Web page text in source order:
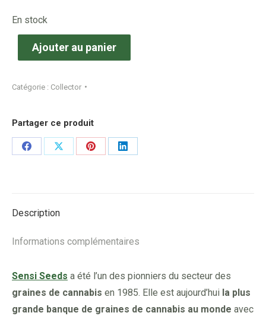
En stock
Ajouter au panier
Catégorie : Collector
Partager ce produit
Share
Share
Share
Share
Description
Informations complémentaires
Sensi Seeds a été l’un des pionniers du secteur des
graines de cannabis en 1985. Elle est aujourd’hui la plus
grande banque de graines de cannabis au monde avec